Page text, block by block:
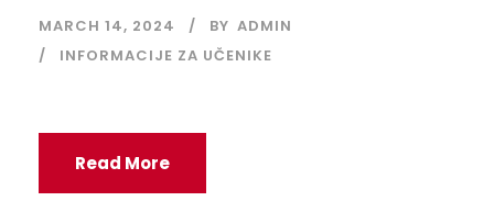
MARCH 14, 2024 BY ADMIN
INFORMACIJE ZA UČENIKE
Read More